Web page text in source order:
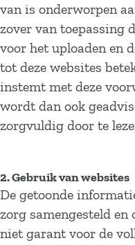
van is onderworpen
zover van toepassing
voor het uploaden en
tot deze websites
instemt met deze
wordt dan ook
zorgvuldig door te
2. Gebruik van websites
De getoonde
zorg samengesteld en
niet garant voor de